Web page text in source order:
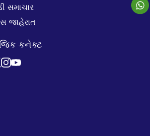
સમાચાર
જાહેરાત
કનેક્ટ